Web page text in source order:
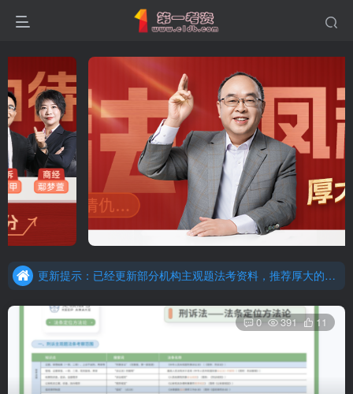
重要通知：因网站调整，现已经关闭手机号登录，请手机注册用户及时添加客服微信（微信号：dykz180），客服会协助将登陆方式更改为邮箱登录！
重要通知：因网站调整，现已经关闭手机号登录，请手机注册用户及时添加客服微信（微信号：dykz180），客服会协助将登陆方式更改为邮箱登录！
更新提示：已经更新部分机构主观题法考资料，推荐厚大的考点清单，高清版，特别适合学习！
0 391 11